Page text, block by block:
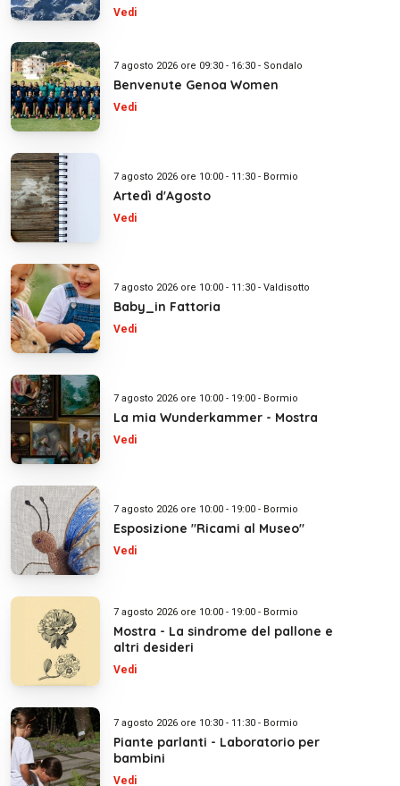
Vedi
7 agosto 2026 ore 09:30 - 16:30 - Sondalo
Benvenute Genoa Women
Vedi
7 agosto 2026 ore 10:00 - 11:30 - Bormio
Artedì d'Agosto
Vedi
7 agosto 2026 ore 10:00 - 11:30 - Valdisotto
Baby_in Fattoria
Vedi
7 agosto 2026 ore 10:00 - 19:00 - Bormio
La mia Wunderkammer - Mostra
Vedi
7 agosto 2026 ore 10:00 - 19:00 - Bormio
Esposizione "Ricami al Museo"
Vedi
7 agosto 2026 ore 10:00 - 19:00 - Bormio
Mostra - La sindrome del pallone e
altri desideri
Vedi
7 agosto 2026 ore 10:30 - 11:30 - Bormio
Piante parlanti - Laboratorio per
bambini
Vedi